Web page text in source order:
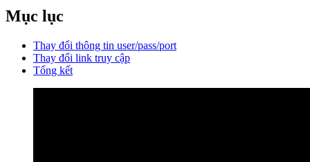
Mục lục
Thay đổi thông tin user/pass/port
Thay đổi link truy cập
Tổng kết